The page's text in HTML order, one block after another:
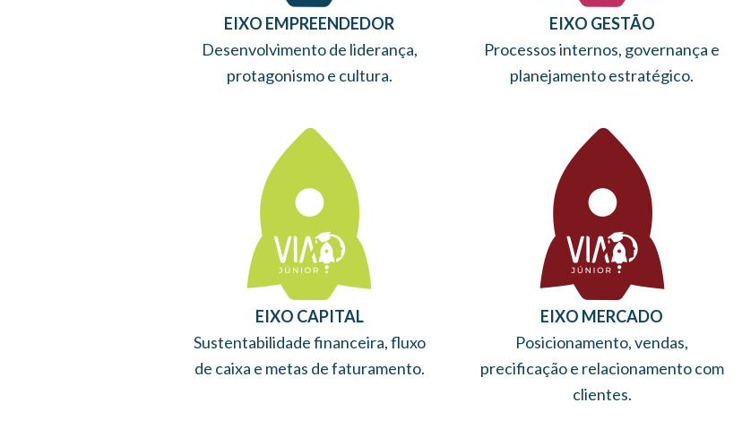
EIXO EMPREENDEDOR
Desenvolvimento de liderança,
protagonismo e cultura.
EIXO GESTÃO
Processos internos, governança e
planejamento estratégico.
EIXO CAPITAL
Sustentabilidade financeira, fluxo
de caixa e metas de faturamento.
EIXO MERCADO
Posicionamento, vendas,
precificação e relacionamento com
clientes.